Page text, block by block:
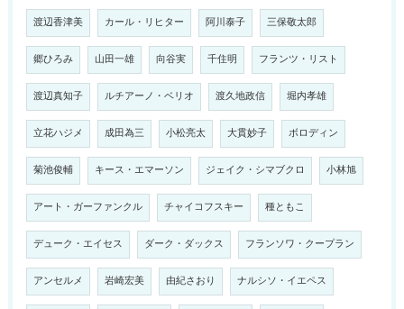
渡辺香津美 カール・リヒター 阿川泰子 三保敬太郎
郷ひろみ 山田一雄 向谷実 千住明 フランツ・リスト
渡辺真知子 ルチアーノ・ベリオ 渡久地政信 堀内孝雄
立花ハジメ 成田為三 小松亮太 大貫妙子 ボロディン
菊池俊輔 キース・エマーソン ジェイク・シマブクロ 小林旭
アート・ガーファンクル チャイコフスキー 種ともこ
デューク・エイセス ダーク・ダックス フランソワ・クープラン
アンセルメ 岩崎宏美 由紀さおり ナルシソ・イエペス